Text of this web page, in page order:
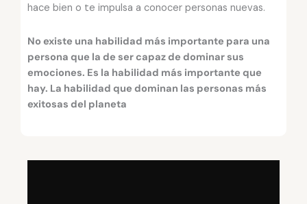
hace bien o te impulsa a conocer personas nuevas.
No existe una habilidad más importante para una
persona que la de ser capaz de dominar sus
emociones. Es la habilidad más importante que
hay. La habilidad que dominan las personas más
exitosas del planeta